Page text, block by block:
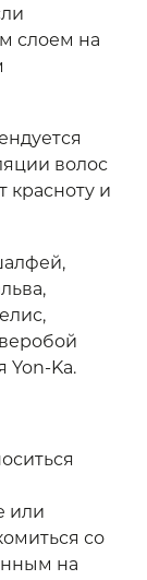
слоем на
волос
красноту и
Yon-Ka.
или
со
на